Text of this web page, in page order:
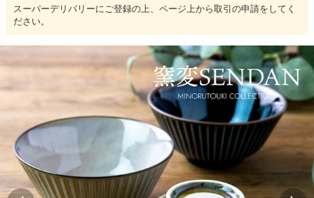
スーパーデリバリーにご登録の上、ページ上から取引の申請をしてく
ださい。